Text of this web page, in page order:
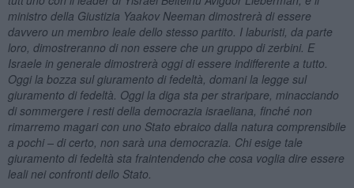
ministro della Giustizia Yaakov Neeman dimostrerà di essere
davvero un membro leale dello stesso partito. I laburisti, da parte
loro, dimostreranno di non essere che un gruppo di zerbini. E
Israele in generale dimostrerà oggi di essere indifferente a tutto.
Oggi la bozza sul giuramento di fedeltà, domani la legge sul
giuramento di fedeltà. Oggi la diga sta per straripare, minacciando
di sommergere i resti della democrazia israeliana, finché non
rimarremo magari con uno Stato ebraico dalla natura comprensibile
a pochi – di certo, non sarà una democrazia. Chi esige tale
giuramento di fedeltà sta fraintendendo che cosa voglia dire essere
leali nei confronti dello Stato.